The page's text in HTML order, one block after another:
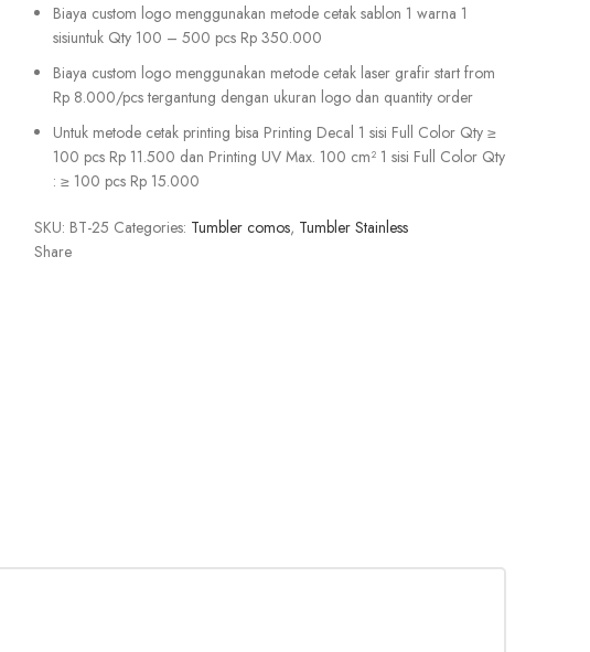
Biaya custom logo menggunakan metode cetak sablon 1 warna 1
sisiuntuk Qty 100 – 500 pcs Rp 350.000
Biaya custom logo menggunakan metode cetak laser grafir start from
Rp 8.000/pcs tergantung dengan ukuran logo dan quantity order
Untuk metode cetak printing bisa Printing Decal 1 sisi Full Color Qty ≥
100 pcs Rp 11.500 dan Printing UV Max. 100 cm² 1 sisi Full Color Qty
: ≥ 100 pcs Rp 15.000
SKU: BT-25 Categories: Tumbler comos, Tumbler Stainless
Share